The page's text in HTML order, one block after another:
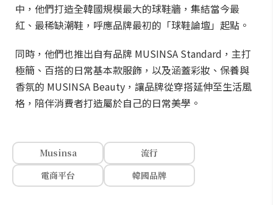
中，他們打造全韓國規模最大的球鞋牆，集結當今最
紅、最稀缺潮鞋，呼應品牌最初的「球鞋論壇」起點。
同時，他們也推出自有品牌 MUSINSA Standard，主打
極簡、百搭的日常基本款服飾，以及涵蓋彩妝、保養與
香氛的 MUSINSA Beauty，讓品牌從穿搭延伸至生活風
格，陪伴消費者打造屬於自己的日常美學。
Musinsa
流行
電商平台
韓國品牌